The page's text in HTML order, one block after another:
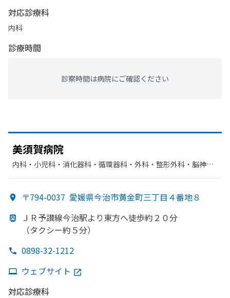
対応診療科
内科
診療時間
診察時間は病院にご確認ください
美須賀病院
内科・​小児科・​消化器科・​循環器科・​外科・​整形外科・​脳神経
〒794-0037 愛媛県今治市黄金町三丁目４番地８
ＪＲ予讃線今治駅より東方へ徒歩約２０分
（タクシー約５分）
0898-32-1212
ウェブサイト
対応診療科